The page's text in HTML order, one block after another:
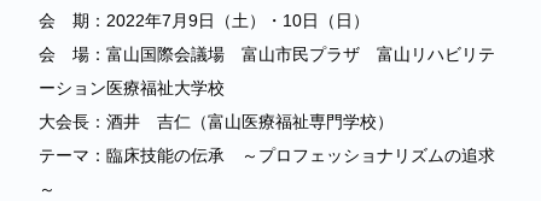
会 期：2022年7月9日（土）・10日（日）
会 場：富山国際会議場 富山市民プラザ 富山リハビリテ
ーション医療福祉大学校
大会長：酒井 吉仁（富山医療福祉専門学校）
テーマ：臨床技能の伝承 ～プロフェッショナリズムの追求
～